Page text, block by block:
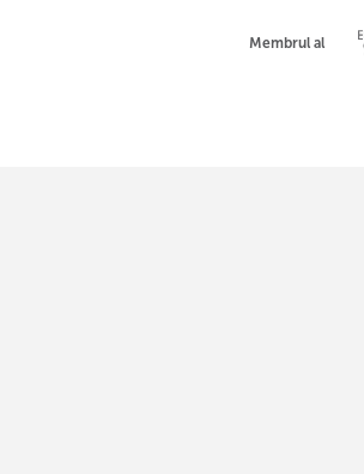
Membrul al